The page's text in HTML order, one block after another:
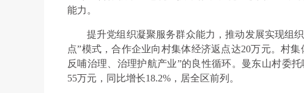
能力。
提升党组织凝聚服务群众能力，推动发展实现组
点”模式，合作企业向村集体经济返点达20万元。村
反哺治理、治理护航产业”的良性循环。曼东山村委
55万元，同比增长18.2%，居全区前列。